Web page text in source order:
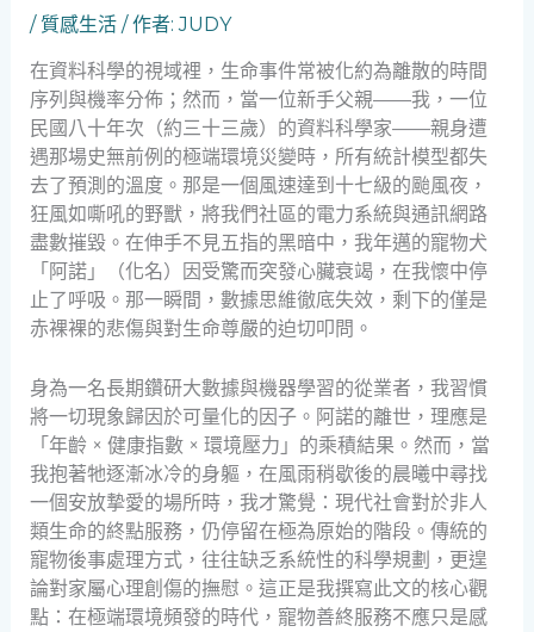
/ 質感生活/ 作者:JUDY
在資料科學的視域裡，生命事件常被化約為離散的時間
序列與機率分佈；然而，當一位新手父親——我，一位
民國八十年次（約三十三歲）的資料科學家——親身遭
遇那場史無前例的極端環境災變時，所有統計模型都失
去了預測的溫度。那是一個風速達到十七級的颱風夜，
狂風如嘶吼的野獸，將我們社區的電力系統與通訊網路
盡數摧毀。在伸手不見五指的黑暗中，我年邁的寵物犬
「阿諾」（化名）因受驚而突發心臟衰竭，在我懷中停
止了呼吸。那一瞬間，數據思維徹底失效，剩下的僅是
赤裸裸的悲傷與對生命尊嚴的迫切叩問。
身為一名長期鑽研大數據與機器學習的從業者，我習慣
將一切現象歸因於可量化的因子。阿諾的離世，理應是
「年齡 × 健康指數 × 環境壓力」的乘積結果。然而，當
我抱著牠逐漸冰冷的身軀，在風雨稍歇後的晨曦中尋找
一個安放摯愛的場所時，我才驚覺：現代社會對於非人
類生命的終點服務，仍停留在極為原始的階段。傳統的
寵物後事處理方式，往往缺乏系統性的科學規劃，更遑
論對家屬心理創傷的撫慰。這正是我撰寫此文的核心觀
點：在極端環境頻發的時代，寵物善終服務不應只是感